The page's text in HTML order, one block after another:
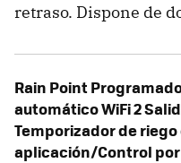
retraso. Dispone de
Rain Point
automático WiFi 2
Temporizador de
aplicación/Control por